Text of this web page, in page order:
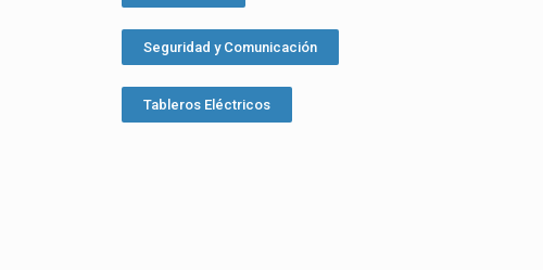
Seguridad y Comunicación
Tableros Eléctricos